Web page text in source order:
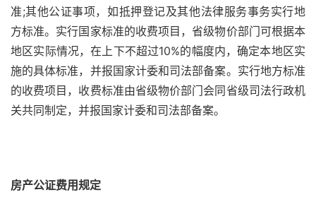
准;其他公证事项，如抵押登记及其他法律服务事务实行地
方标准。实行国家标准的收费项目，省级物价部门可根据本
地区实际情况，在上下不超过10%的幅度内，确定本地区实
施的具体标准，并报国家计委和司法部备案。实行地方标准
的收费项目，收费标准由省级物价部门会同省级司法行政机
关共同制定，并报国家计委和司法部备案。
房产公证费用规定